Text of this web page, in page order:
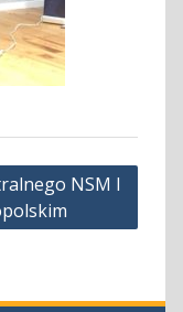
NSM I